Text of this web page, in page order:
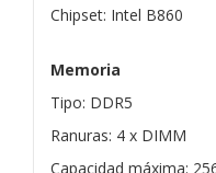
Chipset: Intel B860
Memoria
Tipo: DDR5
Ranuras: 4 x DIMM
Capacidad máxima: